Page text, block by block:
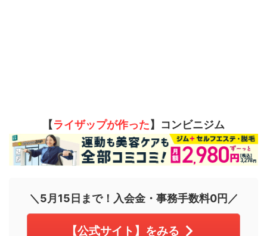
【ライザップが作った】コンビニジム
＼5月15日まで！入会金・事務手数料0円／
【公式サイト】をみる